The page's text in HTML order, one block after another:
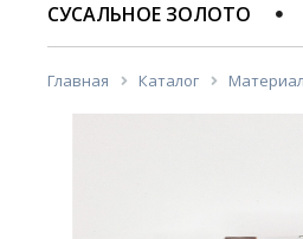
СУСАЛЬНОЕ ЗОЛОТО
Главная Каталог